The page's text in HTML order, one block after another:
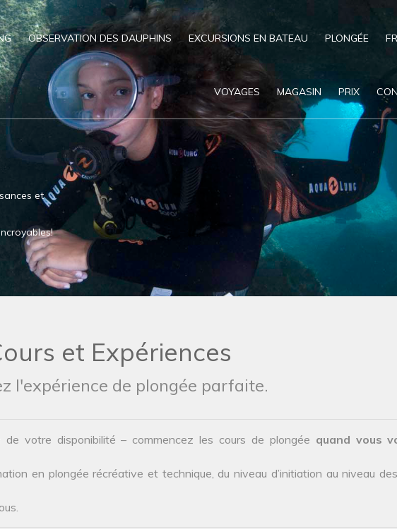
OBSERVATION DES DAUPHINS EXCURSIONS EN BATEAU PLONGÉE
VOYAGES MAGASIN PRIX
et
et Expériences
l'expérience de plongée parfaite.
votre disponibilité – commencez les cours de plongée quand vous
en plongée récréative et technique, du niveau d’initiation au niveau